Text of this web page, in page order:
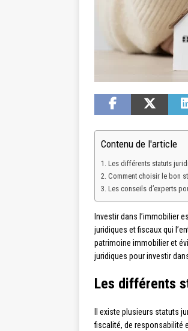
Contenu de l'article
Les différents statuts
Comment choisir le bon
Les conseils d’experts
Investir dans l’immobilier
juridiques et fiscaux qui
patrimoine immobilier et
juridiques pour investir
Les différents
Il existe plusieurs statuts
fiscalité, de responsabilité